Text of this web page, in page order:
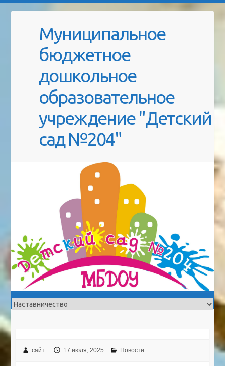
Муниципальное
бюджетное
дошкольное
образовательное
учреждение "Детский
сад №204"
сайт 17 июля, 2025 Новости